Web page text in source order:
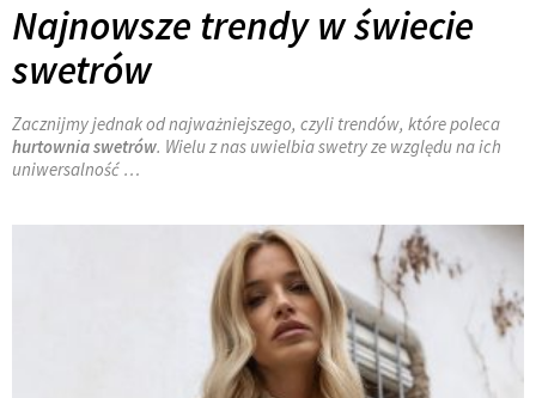
Najnowsze trendy w świecie
swetrów
Zacznijmy jednak od najważniejszego, czyli trendów, które poleca
hurtownia swetrów. Wielu z nas uwielbia swetry ze względu na ich
uniwersalność …